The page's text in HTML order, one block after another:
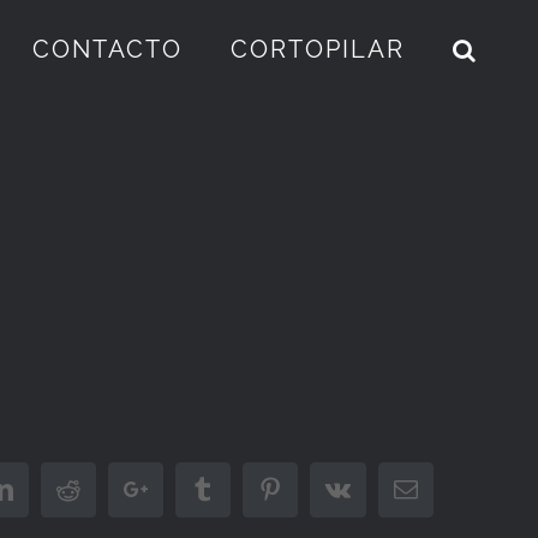
CONTACTO CORTOPILAR
LinkedInRedditGoogle+ Tumblr PinterestVk Email